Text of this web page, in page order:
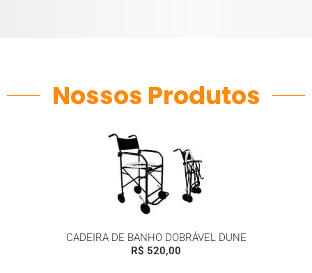
Nossos Produtos
CADEIRA DE BANHO DOBRÁVEL DUNE
R$ 520,00